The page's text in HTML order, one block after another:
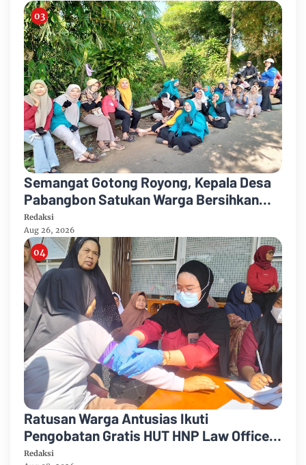
Semangat Gotong Royong, Kepala Desa
Pabangbon Satukan Warga Bersihkan
Lingkungan
Redaksi
Aug 26, 2026
Ratusan Warga Antusias Ikuti
Pengobatan Gratis HUT HNP Law Office
Lengkap Cek Gula Darah Kolesterol
Redaksi